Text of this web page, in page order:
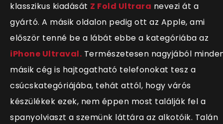
klasszikus kiadását Z Fold Ultrara nevezi át a
gyártó. A másik oldalon pedig ott az Apple, ami
először tenné be a lábát ebbe a kategóriába az
iPhone Ultraval. Természetesen nagyjából
másik cég is hajtogatható telefonokat tesz a
csúcskategóriájába, tehát attól, hogy várós
készülékek ezek, nem éppen most találják fel a
spanyolviaszt a szemünk láttára az alkotóik. Talán